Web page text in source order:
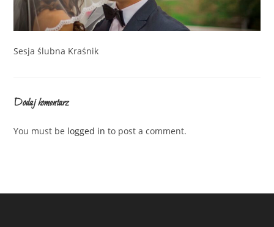
Sesja ślubna Kraśnik
Dodaj komentarz
You must be logged in to post a comment.